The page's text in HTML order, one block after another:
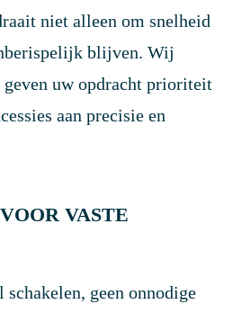
niet alleen om snelheid
blijven. Wij
geven uw opdracht prioriteit
aan precisie en
VASTE
schakelen, geen onnodige